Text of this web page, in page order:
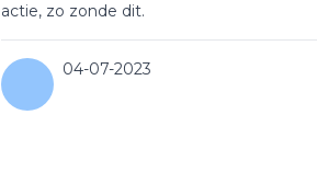
actie, zo zonde dit.
04-07-2023